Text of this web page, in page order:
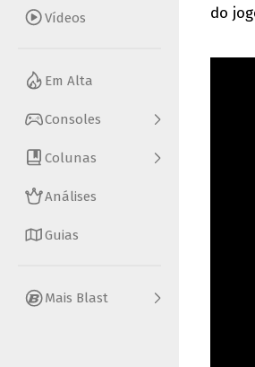
Vídeos
Em Alta
Consoles
Colunas
Análises
Guias
Mais Blast
do